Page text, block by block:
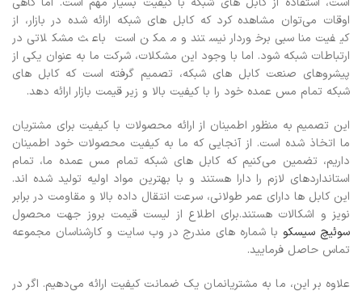
اوقات می‌توان مشاهده کرد که کابل های شبکه ارائه شده در بازار، از
کیفیت مناسبی برخوردار نیستند و ممکن است باعث مشکلاتی در
ارتباطات شبکه شود. اما با وجود این مشکلات، شرکت ما به عنوان یکی از
پیشروهای صنعت کابل های شبکه، تصمیم گرفته است که کابل های
شبکه تمام مس عمده خود را با کیفیت بالا و زیر قیمت بازار ارائه دهد.
این تصمیم به منظور اطمینان از ارائه محصولات با کیفیت برای مشتریان
ما اتخاذ شده است. از آنجایی که ما به کیفیت محصولات خود اطمینان
داریم، تضمین می‌کنیم که کابل های شبکه تمام مس عمده ما، تمام
استانداردهای لازم را دارا هستند و با بهترین مواد اولیه تولید شده اند.
این کابل ها دارای عمر طولانی، سرعت انتقال داده بالا و مقاومت در برابر
نویز و اشکالات هستند.برای اطلاع از لیست قیمت بروز جهت محصول
سوئیچ سیسکو با شماره های مندرج در وب سایت و کارشناسان مجموعه
تماس حاصل فرمایید.
علاوه بر این، ما به مشتریانمان یک ضمانت کیفیت ارائه می‌دهیم. اگر در